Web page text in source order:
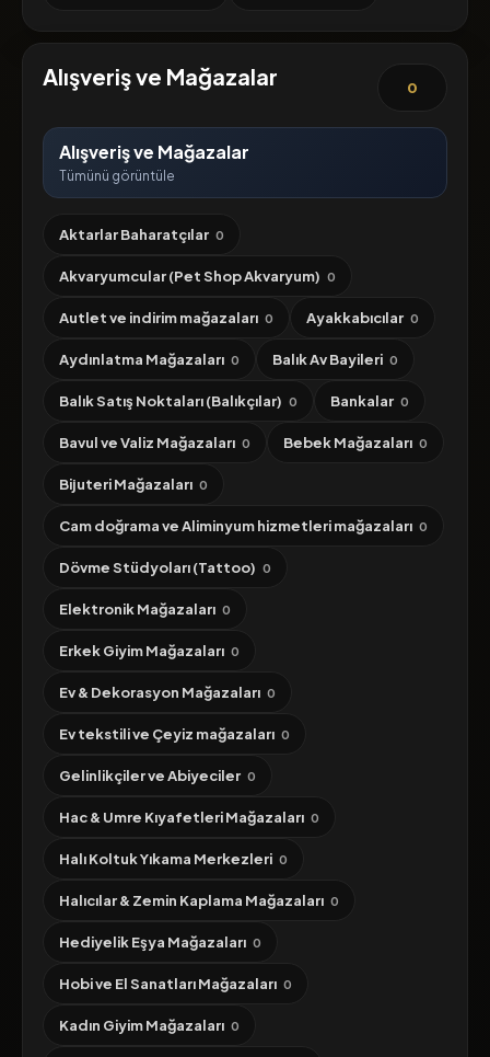
Alışveriş ve Mağazalar 0
Alışveriş ve Mağazalar
Tümünü görüntüle
Aktarlar Baharatçılar 0
Akvaryumcular (Pet Shop Akvaryum) 0
Autlet ve indirim mağazaları 0 Ayakkabıcılar 0
Aydınlatma Mağazaları 0 Balık Av Bayileri 0
Balık Satış Noktaları (Balıkçılar) 0 Bankalar 0
Bavul ve Valiz Mağazaları 0 Bebek Mağazaları 0
Bijuteri Mağazaları 0
Cam doğrama ve Aliminyum hizmetleri mağazaları 0
Dövme Stüdyoları (Tattoo) 0
Elektronik Mağazaları 0
Erkek Giyim Mağazaları 0
Ev & Dekorasyon Mağazaları 0
Ev tekstili ve Çeyiz mağazaları 0
Gelinlikçiler ve Abiyeciler 0
Hac & Umre Kıyafetleri Mağazaları 0
Halı Koltuk Yıkama Merkezleri 0
Halıcılar & Zemin Kaplama Mağazaları 0
Hediyelik Eşya Mağazaları 0
Hobi ve El Sanatları Mağazaları 0
Kadın Giyim Mağazaları 0